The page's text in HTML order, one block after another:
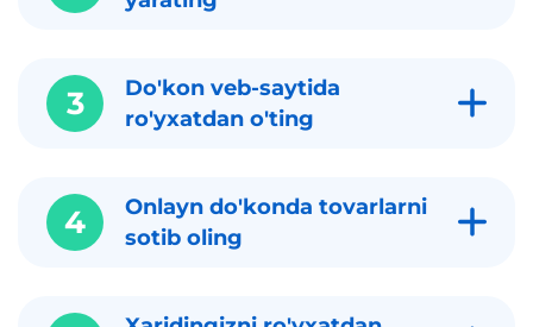
3
Do'kon veb-saytida
ro'yxatdan o'ting
4
Onlayn do'konda tovarlarni
sotib oling